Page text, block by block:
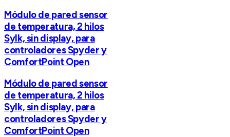
Módulo de pared sensor
de temperatura, 2 hilos
Sylk, sin display, para
controladores Spyder y
ComfortPoint Open
Módulo de pared sensor
de temperatura, 2 hilos
Sylk, sin display, para
controladores Spyder y
ComfortPoint Open